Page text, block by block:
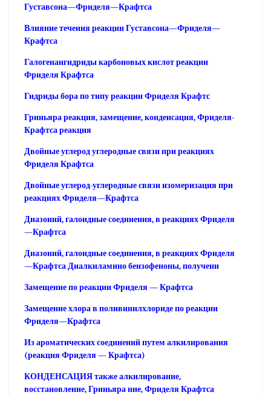
Густавсона—Фриделя—Крафтса
Влияние течения реакции Густавсона—Фриделя—
Крафтса
Галогенангидриды карбоновых кислот реакции
Фриделя Крафтса
Гидриды бора по типу реакции Фриделя Крафтс
Гриньяра реакция, замещение, конденсация, Фриделя-
Крафтса реакция
Двойные углерод углеродные связи при реакциях
Фриделя Крафтса
Двойные углерод-углеродные связи изомеризация при
реакциях Фриделя—Крафтса
Диазоний, галоидные соединения, в реакциях Фриделя
—Крафтса
Диазоний, галоидные соединения, в реакциях Фриделя
—Крафтса Диалкиламино бензофеноны, получени
Замещение по реакции Фриделя — Крафтса
Замещение хлора в поливинилхлориде по реакции
Фриделя—Крафтса
Из ароматических соединений путем алкилирования
(реакция Фриделя — Крафтса)
КОНДЕНСАЦИЯ также алкилирование,
восстановление, Гриньяра ние, Фриделя Крафтса